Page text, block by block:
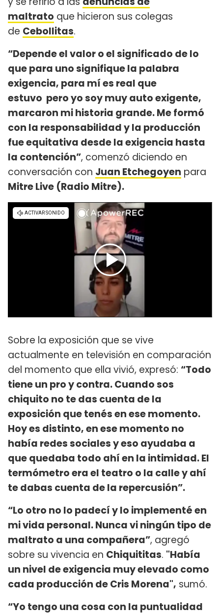
maltrato que hicieron sus colegas
de Cebollitas.
“Depende el valor o el significado de lo
que para uno signifique la palabra
exigencia, para mí es real que
estuvo pero yo soy muy auto exigente,
marcaron mi historia grande. Me formó
con la responsabilidad y la producción
fue equitativa desde la exigencia hasta
la contención”, comenzó diciendo en
conversación con Juan Etchegoyen para
Mitre Live (Radio Mitre).
Sobre la exposición que se vive
actualmente en televisión en comparación
del momento que ella vivió, expresó: “Todo
tiene un pro y contra. Cuando sos
chiquito no te das cuenta de la
exposición que tenés en ese momento.
Hoy es distinto, en ese momento no
había redes sociales y eso ayudaba a
que quedaba todo ahí en la intimidad. El
termómetro era el teatro o la calle y ahí
te dabas cuenta de la repercusión”.
“Lo otro no lo padecí y lo implementé en
mi vida personal. Nunca vi ningún tipo de
maltrato a una compañera”, agregó
sobre su vivencia en Chiquititas. "Había
un nivel de exigencia muy elevado como
cada producción de Cris Morena", sumó.
“Yo tengo una cosa con la puntualidad